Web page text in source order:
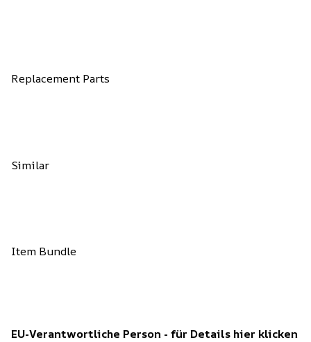
Replacement Parts
Similar
Item Bundle
EU-Verantwortliche Person - für Details hier klicken